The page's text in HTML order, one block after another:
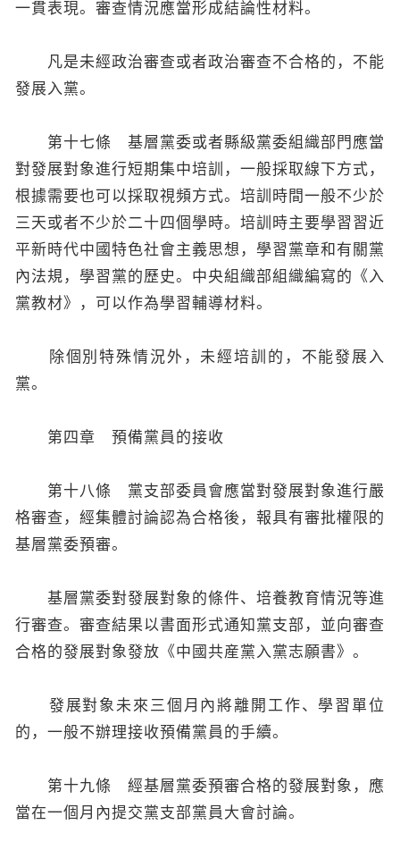
一貫表現。審查情況應當形成結論性材料。
凡是未經政治審查或者政治審查不合格的，不能
發展入黨。
第十七條 基層黨委或者縣級黨委組織部門應當
對發展對象進行短期集中培訓，一般採取線下方式，
根據需要也可以採取視頻方式。培訓時間一般不少於
三天或者不少於二十四個學時。培訓時主要學習習近
平新時代中國特色社會主義思想，學習黨章和有關黨
內法規，學習黨的歷史。中央組織部組織編寫的《入
黨教材》，可以作為學習輔導材料。
除個別特殊情況外，未經培訓的，不能發展入
黨。
第四章 預備黨員的接收
第十八條 黨支部委員會應當對發展對象進行嚴
格審查，經集體討論認為合格後，報具有審批權限的
基層黨委預審。
基層黨委對發展對象的條件、培養教育情況等進
行審查。審查結果以書面形式通知黨支部，並向審查
合格的發展對象發放《中國共産黨入黨志願書》。
發展對象未來三個月內將離開工作、學習單位
的，一般不辦理接收預備黨員的手續。
第十九條 經基層黨委預審合格的發展對象，應
當在一個月內提交黨支部黨員大會討論。